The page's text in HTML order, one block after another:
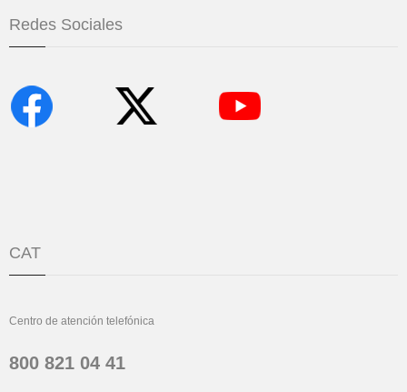
Redes Sociales
CAT
Centro de atención telefónica
800 821 04 41